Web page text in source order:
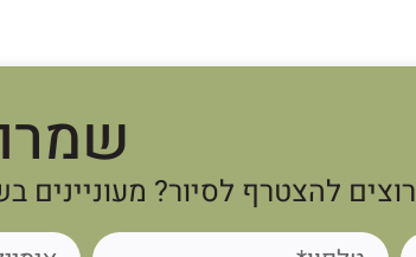
רוצים להצטרף לסיור?